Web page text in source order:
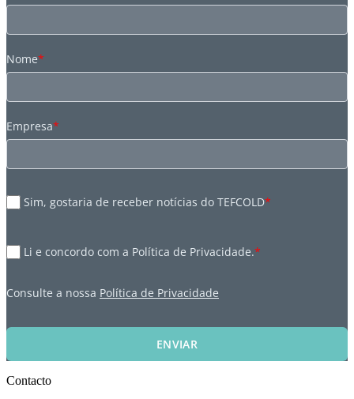
Nome*
Empresa*
Sim, gostaria de receber notícias do TEFCOLD*
Li e concordo com a Política de Privacidade.*
Consulte a nossa Política de Privacidade
ENVIAR
Contacto